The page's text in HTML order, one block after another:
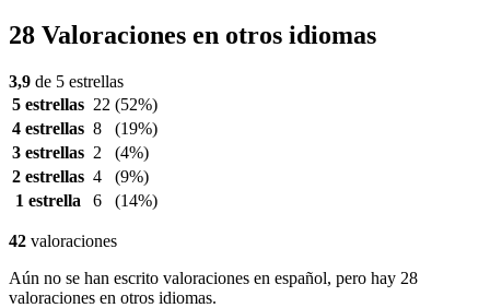
28 Valoraciones en otros idiomas
3,9 de 5 estrellas
5 estrellas 22 (52%)
4 estrellas 8
(19%)
3 estrellas 2
(4%)
2 estrellas 4
(9%)
1 estrella
6 (14%)
42 valoraciones
Aún no se han escrito valoraciones en español, pero hay 28
valoraciones en otros idiomas.